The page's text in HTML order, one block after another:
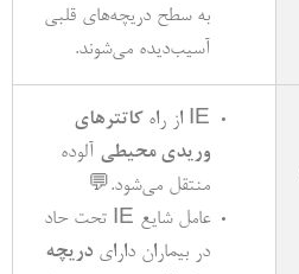
به سطح دریچه‌های قلبی
آسیب‌­دیده می‌شوند.
IE از راه
کاتترهای
وریدی محیطی آلوده
منتقل می­‌شود.💬
عامل شایع IE تحت حاد
در بیماران دارای دریچه­‌